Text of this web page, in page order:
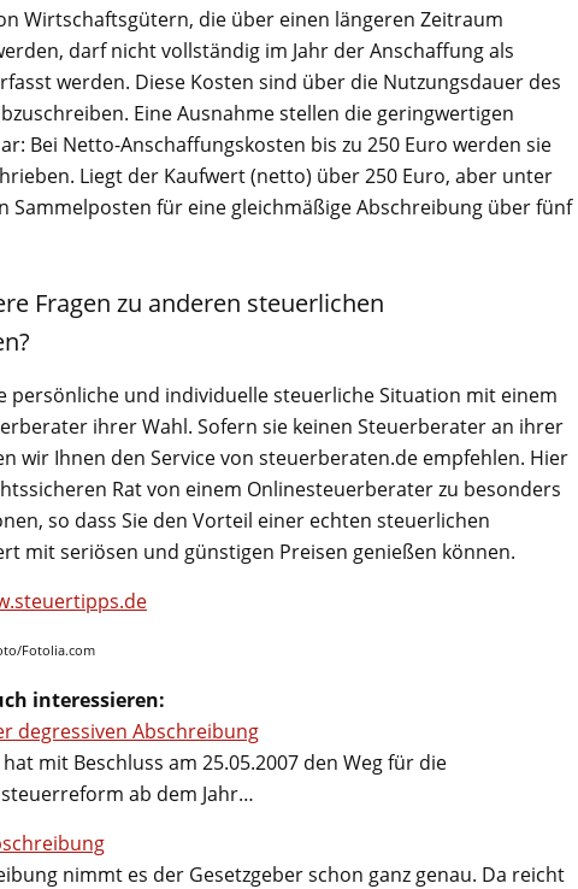
Wirtschaftsgütern, die über einen längeren Zeitraum
darf nicht vollständig im Jahr der Anschaffung als
werden. Diese Kosten sind über die Nutzungsdauer des
Eine Ausnahme stellen die geringwertigen
Bei Netto-Anschaffungskosten bis zu 250 Euro werden sie
Liegt der Kaufwert (netto) über 250 Euro, aber unter
Sammelposten für eine gleichmäßige Abschreibung über fünf
Fragen zu anderen steuerlichen
persönliche und individuelle steuerliche Situation mit einem
ihrer Wahl. Sofern sie keinen Steuerberater an ihrer
wir Ihnen den Service von steuerberaten.de empfehlen. Hier
Rat von einem Onlinesteuerberater zu besonders
so dass Sie den Vorteil einer echten steuerlichen
mit seriösen und günstigen Preisen genießen können.
Fotolia.com
interessieren:
degressiven Abschreibung
mit Beschluss am 25.05.2007 den Weg für die
ab dem Jahr…
nimmt es der Gesetzgeber schon ganz genau. Da reicht